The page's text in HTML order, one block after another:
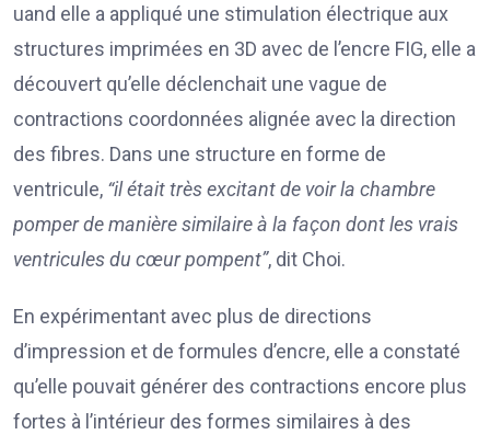
uand elle a appliqué une stimulation électrique aux
structures imprimées en 3D avec de l’encre FIG, elle a
découvert qu’elle déclenchait une vague de
contractions coordonnées alignée avec la direction
des fibres. Dans une structure en forme de
ventricule, “il était très excitant de voir la chambre
pomper de manière similaire à la façon dont les vrais
ventricules du cœur pompent”, dit Choi.
En expérimentant avec plus de directions
d’impression et de formules d’encre, elle a constaté
qu’elle pouvait générer des contractions encore plus
fortes à l’intérieur des formes similaires à des